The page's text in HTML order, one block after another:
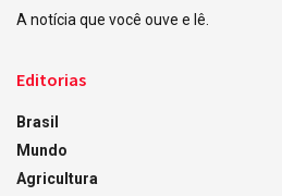
A notícia que você ouve e lê.
Editorias
Brasil
Mundo
Agricultura